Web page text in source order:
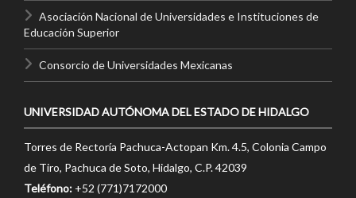
Asociación Nacional de Universidades e Instituciones de
Educación Superior
Consorcio de Universidades Mexicanas
UNIVERSIDAD AUTÓNOMA DEL ESTADO DE HIDALGO
Torres de Rectoría Pachuca-Actopan Km. 4.5, Colonia Campo
de Tiro, Pachuca de Soto, Hidalgo, C.P. 42039
Teléfono: +52 (771)7172000